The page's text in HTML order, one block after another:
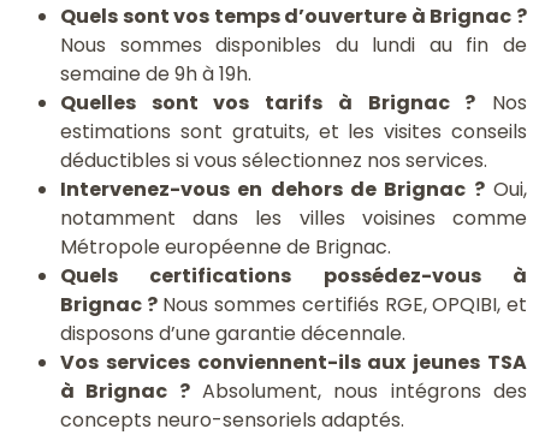
Quels sont vos temps d’ouverture à Brignac ?
Nous sommes disponibles du lundi au fin de
semaine de 9h à 19h.
Quelles sont vos tarifs à Brignac ? Nos
estimations sont gratuits, et les visites conseils
déductibles si vous sélectionnez nos services.
Intervenez-vous en dehors de Brignac ?Oui,
notamment dans les villes voisines comme
Métropole européenne de Brignac.
Quels certifications possédez-vous à
Brignac ?Nous sommes certifiés RGE, OPQIBI, et
disposons d’une garantie décennale.
Vos services conviennent-ils aux jeunes TSA
à Brignac ?Absolument, nous intégrons des
concepts neuro-sensoriels adaptés.